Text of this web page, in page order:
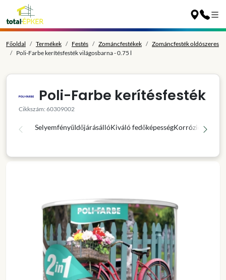
Főoldal Termékek Festés Zománcfestékek
Zománcfesték oldószeres
Poli-Farbe kerítésfesték világosbarna - 0.75 l
Poli-Farbe kerítésfesték
Cikkszám: 60309002
SelyemfényűIdőjárásállóKiváló fedőképességKorróziógátló